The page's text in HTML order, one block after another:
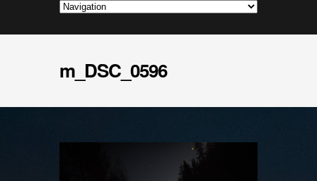
m_DSC_0596